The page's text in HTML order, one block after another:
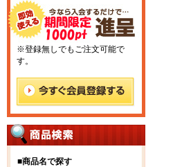
※登録無しでもご注文可能で
す。
■商品名で探す